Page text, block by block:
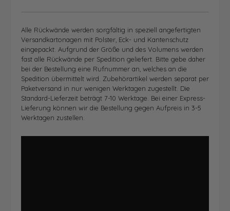
Alle Rückwände werden sorgfältig in speziell angefertigten
Versandkartonagen mit Polster, Eck- und Kantenschutz
eingepackt. Aufgrund der Größe und des Volumens werden
fast alle Rückwände per Spedition geliefert. Bitte gebe daher
bei der Bestellung eine Rufnummer an, welches an die
Spedition übermittelt wird. Zubehörartikel werden separat per
Paketversand in nur wenigen Werktagen zugestellt. Die
Standard-Lieferzeit beträgt 7-10 Werktage. Bei einer Express-
Lieferung können wir die Bestellung gegen Aufpreis in 3-5
Werktagen zustellen.